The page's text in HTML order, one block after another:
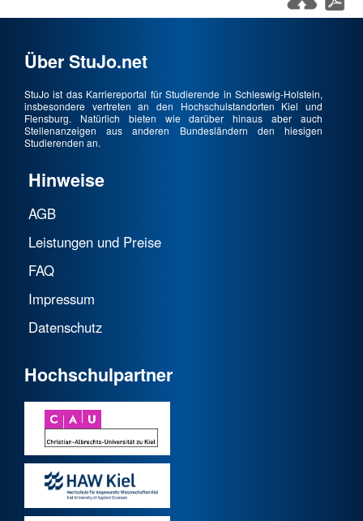
Über StuJo.net
StuJo ist das Karriereportal für Studierende in Schleswig-Holstein,
insbesondere vertreten an den Hochschulstandorten Kiel und
Flensburg. Natürlich bieten wie darüber hinaus aber auch
Stellenanzeigen aus anderen Bundesländern den hiesigen
Studierenden an.
Hinweise
AGB
Leistungen und Preise
FAQ
Impressum
Datenschutz
Hochschulpartner